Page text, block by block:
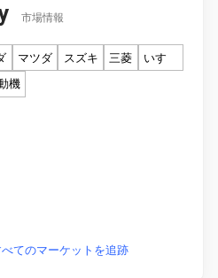
市場情報
マツダ スズキ 三菱
いすゞ
機
てのマーケットを追跡